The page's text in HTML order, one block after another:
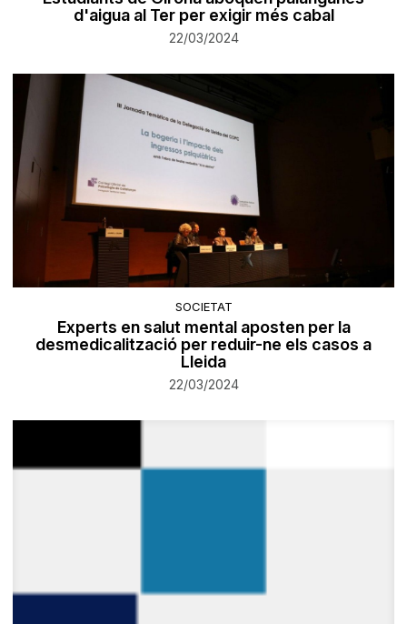
d'aigua al Ter per exigir més cabal
22/03/2024
SOCIETAT
Experts en salut mental aposten per la
desmedicalització per reduir-ne els casos a
Lleida
22/03/2024